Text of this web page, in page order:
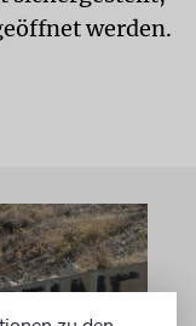
werden.